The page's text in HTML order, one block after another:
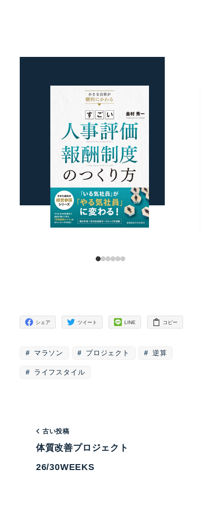
シェア ツイート LINE コピー
マラソン プロジェクト 逆算
ライフスタイル
古い投稿
体質改善プロジェクト
26/30WEEKS